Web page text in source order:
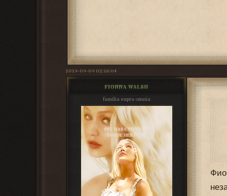
2019-09-09 02:16:04
FIONNA WALSH
familia supra omnia